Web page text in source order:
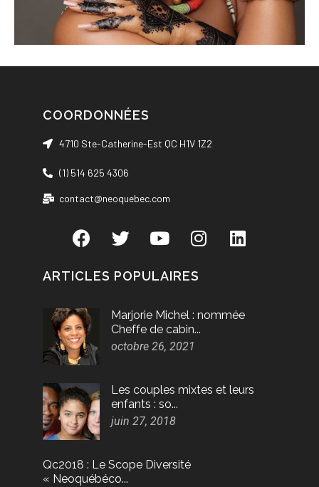
ARTICLES POPULAIRES
Marjorie Michel : nommée
Cheffe de cabin...
octobre 26, 2021
Les couples mixtes et leurs
enfants : so...
juin 27, 2018
Qc2018 : Le Scope Diversité
« Neoquébéco...
COORDONNÉES
4710 Ste-Catherine-Est QC H1V 1Z2
(1) 514 625 4306
contact@neoquebec.com